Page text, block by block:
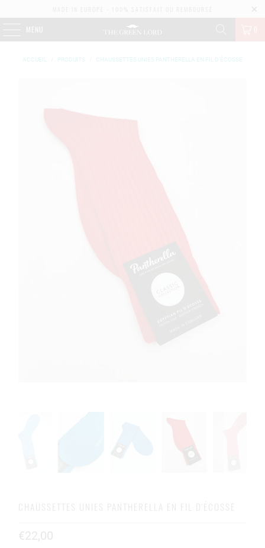
MENU
ACCUEIL PRODUITS CHAUSSETTES UNIES PANTHERELLA EN FIL D'ÉCOSSE
CHAUSSETTES UNIES PANTHERELLA EN FIL D'ÉCOSSE
€22,00